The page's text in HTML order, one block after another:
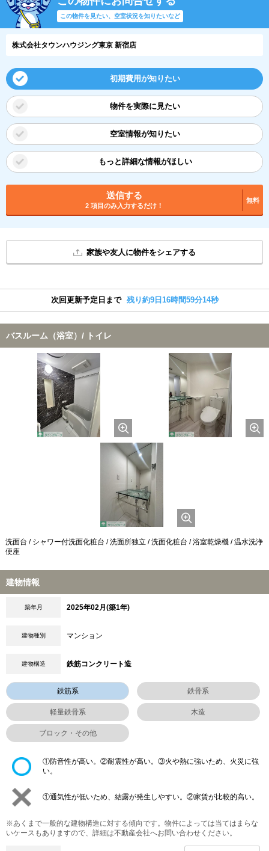
この物件を見たい、空室状況を知りたいなど
株式会社タウンハウジング東京 新宿店
初期費用が知りたい
物件を実際に見たい
空室情報が知りたい
もっと詳細な情報がほしい
送信する
2 項目のみ入力するだけ！
無料
家族や友人に物件をシェアする
次回更新予定日まで 残り約9日16時間59分13秒
バスルーム（浴室）/ トイレ
洗面台 / シャワー付洗面化粧台 / 洗面所独立 / 洗面化粧台 / 浴室乾燥機 / 温水洗浄
便座
建物情報
築年月 2025年02月(築1年)
建物種別 マンション
建物構造 鉄筋コンクリート造
鉄筋系 鉄骨系
軽量鉄骨系 木造
ブロック・その他
①防音性が高い。②耐震性が高い。③火や熱に強いため、火災に強
い。
①通気性が低いため、結露が発生しやすい。②家賃が比較的高い。
※あくまで一般的な建物構造に対する傾向です。物件によっては当てはまらな
いケースもありますので、詳細は不動産会社へお問い合わせください。